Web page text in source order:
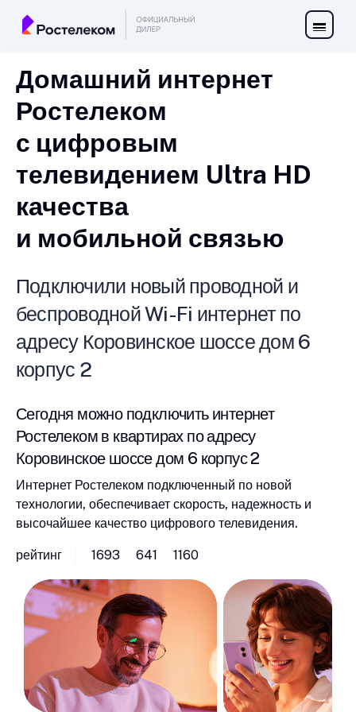
Домашний интернет
Ростелеком
с цифровым
телевидением Ultra HD
качества
и мобильной связью
Подключили новый проводной и
беспроводной Wi-Fi интернет по
адресу Коровинское шоссе дом 6
корпус 2
Сегодня можно подключить интернет
Ростелеком в квартирах по адресу
Коровинское шоссе дом 6 корпус 2
Интернет Ростелеком подключенный по новой
технологии, обеспечивает скорость, надежность и
высочайшее качество цифрового телевидения.
рейтинг 1693 641 1160